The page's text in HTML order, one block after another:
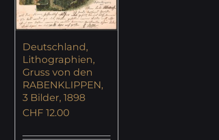
Deutschland,
Lithographien,
Gruss von den
RABENKLIPPEN,
3 Bilder, 1898
CHF 12.00